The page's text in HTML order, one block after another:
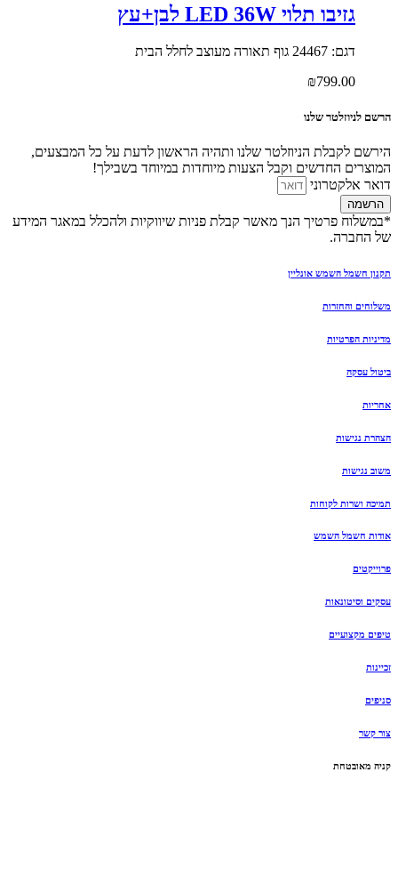
גזיבו תלוי LED 36W לבן+עץ
דגם: 24467 גוף תאורה מעוצב לחלל הבית
₪799.00
הרשם לניוזלטר שלנו
הירשם לקבלת הניוזלטר שלנו ותהיה הראשון לדעת על כל המבצעים,
המוצרים החדשים וקבל הצעות מיוחדות במיוחד בשבילך!
דואר אלקטרוני
הרשמה
*במשלוח פרטיך הנך מאשר קבלת פניות שיווקיות ולהכלל במאגר המידע
של החברה.
תקנון חשמל השמש אונליין
משלוחים והחזרות
מדיניות הפרטיות
ביטול עסקה
אחריות
הצהרת נגישות
משוב נגישות
תמיכה ושרות לקוחות
אודות חשמל השמש
פרוייקטים
עסקים וסיטונאות
טיפים מקצועיים
זכיינות
סניפים
צור קשר
קניה מאובטחת